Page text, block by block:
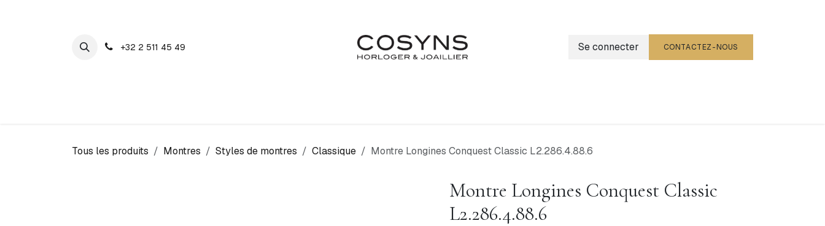
+32 2 511 45 49 Se connecter CONTACTEZ-NOUS
Tous les produits Montres Styles de montres Classique Montre Longines Conquest Classic L2.286.4.88.6
Montre Longines Conquest Classic
L2.286.4.88.6